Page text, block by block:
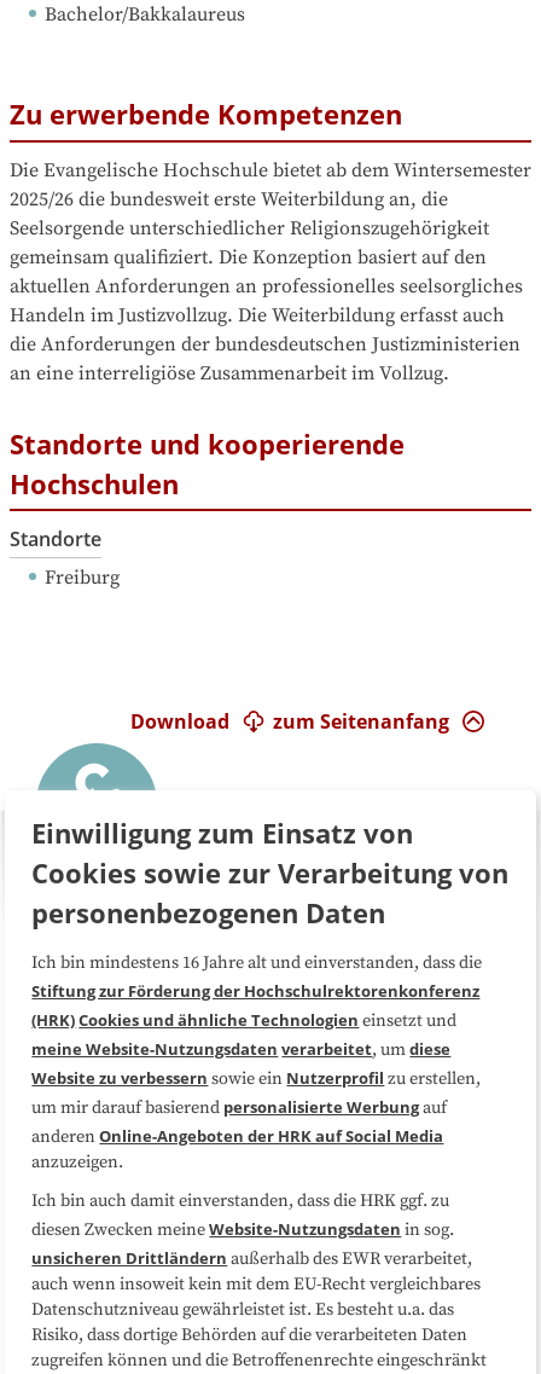
Bachelor/Bakkalaureus
Zu erwerbende Kompetenzen
Die Evangelische Hochschule bietet ab dem Wintersemester
2025/26 die bundesweit erste Weiterbildung an, die
Seelsorgende unterschiedlicher Religionszugehörigkeit
gemeinsam qualifiziert. Die Konzeption basiert auf den
aktuellen Anforderungen an professionelles seelsorgliches
Handeln im Justizvollzug. Die Weiterbildung erfasst auch
die Anforderungen der bundesdeutschen Justizministerien
an eine interreligiöse Zusammenarbeit im Vollzug.
Standorte und kooperierende
Hochschulen
Standorte
Freiburg
zum Seitenanfang
Download
Über uns FAQ
Medienarbeit Kooperationen
Datenschutzerklärung Impressum
Sitemap
Folgen Sie uns
Einwilligung zum Einsatz von
Cookies sowie zur Verarbeitung von
personenbezogenen Daten
Ich bin mindestens 16 Jahre alt und einverstanden, dass die
Stiftung zur Förderung der Hochschulrektorenkonferenz
(HRK)Cookies und ähnliche Technologien einsetzt und
meine Website-Nutzungsdaten verarbeitet, umdiese
Website zu verbessern sowie ein Nutzerprofil zu erstellen,
um mir darauf basierend personalisierte Werbungauf
anderenOnline-Angeboten der HRK auf Social Media
anzuzeigen.
Ich bin auch damit einverstanden, dass die HRK ggf. zu
diesen Zwecken meineWebsite-Nutzungsdaten in sog.
unsicheren Drittländern außerhalb des EWR verarbeitet,
auch wenn insoweit kein mit dem EU-Recht vergleichbares
Datenschutzniveau gewährleistet ist. Es besteht u.a. das
Risiko, dass dortige Behörden auf die verarbeiteten Daten
zugreifen können und die Betroffenenrechte eingeschränkt